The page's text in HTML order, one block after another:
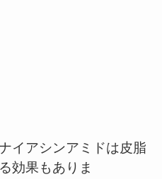
ミドは皮脂
効果もありま